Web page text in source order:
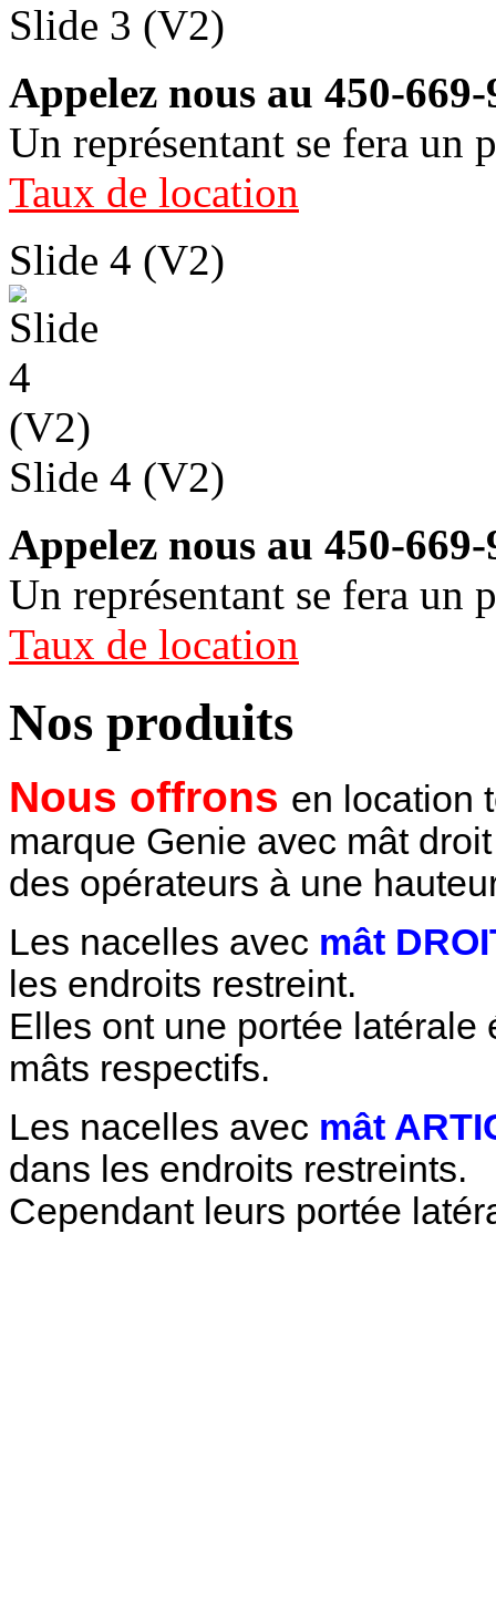
Slide 3 (V2)
Appelez nous au 450-669-
Un représentant se fera un
Taux de location
Slide 4 (V2)
Slide 4 (V2)
Appelez nous au 450-669-
Un représentant se fera un
Taux de location
Nos produits
Nous offrons en location
marque Genie avec mât
des opérateurs à une
Les nacelles avec mât
les endroits restreint.
Elles ont une portée
mâts respectifs.
Les nacelles avec mât
dans les endroits restreints.
Cependant leurs portée